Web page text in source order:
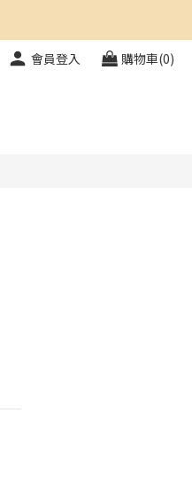
會員登入 購物車(0)
立即購買